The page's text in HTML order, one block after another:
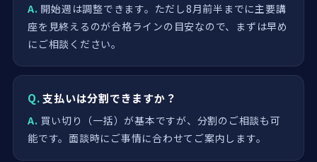
A. 開始週は調整できます。ただし8月前半までに主要講
座を見終えるのが合格ラインの目安なので、まずは早め
にご相談ください。
Q.支払いは分割できますか？
A. 買い切り（一括）が基本ですが、分割のご相談も可
能です。面談時にご事情に合わせてご案内します。